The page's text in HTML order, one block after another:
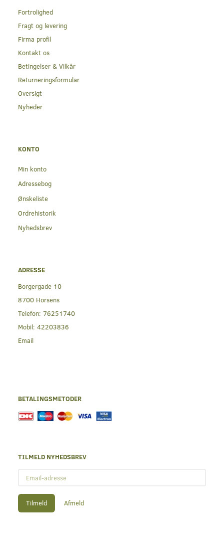
Fortrolighed
Fragt og levering
Firma profil
Kontakt os
Betingelser & Vilkår
Returneringsformular
Oversigt
Nyheder
KONTO
Min konto
Adressebog
Ønskeliste
Ordrehistorik
Nyhedsbrev
ADRESSE
Borgergade 10
8700 Horsens
Telefon: 76251740
Mobil: 42203836
Email
BETALINGSMETODER
TILMELD NYHEDSBREV
adresse
Tilmeld Afmeld